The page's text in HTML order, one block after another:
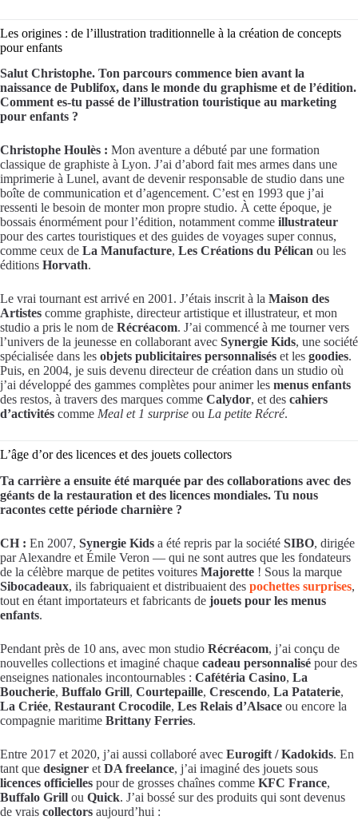
Les origines : de l’illustration traditionnelle à la création de concepts
pour enfants
Salut Christophe. Ton parcours commence bien avant la
naissance de Publifox, dans le monde du graphisme et de l’édition.
Comment es-tu passé de l’illustration touristique au marketing
pour enfants ?
Christophe Houlès : Mon aventure a débuté par une formation
classique de graphiste à Lyon. J’ai d’abord fait mes armes dans une
imprimerie à Lunel, avant de devenir responsable de studio dans une
boîte de communication et d’agencement. C’est en 1993 que j’ai
ressenti le besoin de monter mon propre studio. À cette époque, je
bossais énormément pour l’édition, notamment comme illustrateur
pour des cartes touristiques et des guides de voyages super connus,
comme ceux de La Manufacture, Les Créations du Pélican ou les
éditions Horvath.
Le vrai tournant est arrivé en 2001. J’étais inscrit à la Maison des
Artistes comme graphiste, directeur artistique et illustrateur, et mon
studio a pris le nom de Récréacom. J’ai commencé à me tourner vers
l’univers de la jeunesse en collaborant avec Synergie Kids, une société
spécialisée dans les objets publicitaires personnalisés et les goodies.
Puis, en 2004, je suis devenu directeur de création dans un studio où
j’ai développé des gammes complètes pour animer les menus enfants
des restos, à travers des marques comme Calydor, et des cahiers
d’activités comme Meal et 1 surprise ou La petite Récré.
L’âge d’or des licences et des jouets collectors
Ta carrière a ensuite été marquée par des collaborations avec des
géants de la restauration et des licences mondiales. Tu nous
racontes cette période charnière ?
CH : En 2007, Synergie Kids a été repris par la société SIBO, dirigée
par Alexandre et Émile Veron — qui ne sont autres que les fondateurs
de la célèbre marque de petites voitures Majorette ! Sous la marque
Sibocadeaux, ils fabriquaient et distribuaient des pochettes surprises,
tout en étant importateurs et fabricants de jouets pour les menus
enfants.
Pendant près de 10 ans, avec mon studio Récréacom, j’ai conçu de
nouvelles collections et imaginé chaque cadeau personnalisé pour des
enseignes nationales incontournables : Cafétéria Casino, La
Boucherie, Buffalo Grill, Courtepaille, Crescendo, La Pataterie,
La Criée, Restaurant Crocodile, Les Relais d’Alsace ou encore la
compagnie maritime Brittany Ferries.
Entre 2017 et 2020, j’ai aussi collaboré avec Eurogift / Kadokids. En
tant que designer et DA freelance, j’ai imaginé des jouets sous
licences officielles pour de grosses chaînes comme KFC France,
Buffalo Grill ou Quick. J’ai bossé sur des produits qui sont devenus
de vrais collectors aujourd’hui :